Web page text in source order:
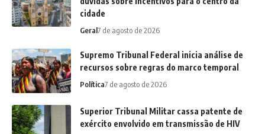
cidade
Geral7 de agosto de 2026
Supremo Tribunal Federal inicia análise de
recursos sobre regras do marco temporal
Política7 de agosto de 2026
Superior Tribunal Militar cassa patente de
exército envolvido em transmissão de HIV